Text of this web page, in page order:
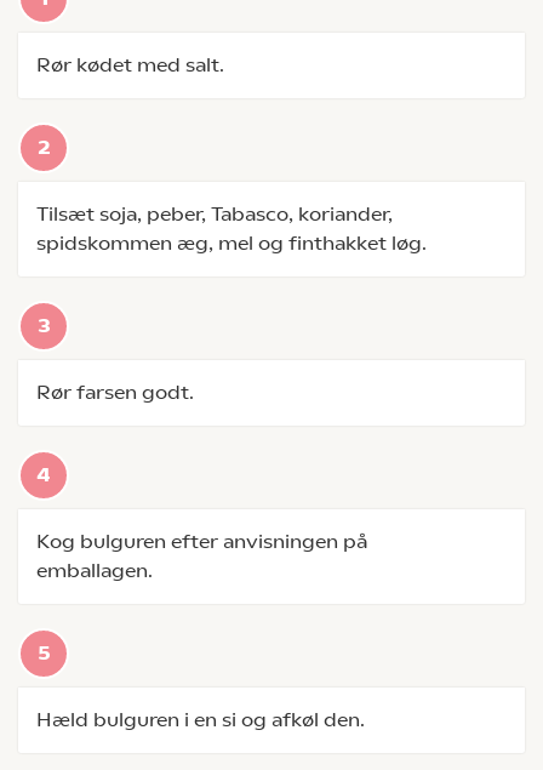
Rør kødet med salt.
Tilsæt soja, peber, Tabasco, koriander,
spidskommen æg, mel og finthakket løg.
Rør farsen godt.
Kog bulguren efter anvisningen på
emballagen.
Hæld bulguren i en si og afkøl den.